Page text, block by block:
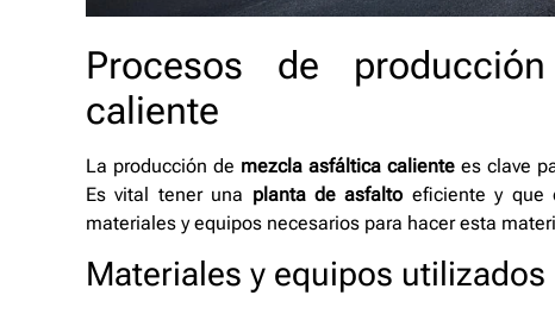
Procesos de
caliente
La producción de mezcla asfáltica caliente es clave
Es vital tener una planta de asfalto eficiente y que
materiales y equipos necesarios para hacer esta
Materiales y equipos utilizados